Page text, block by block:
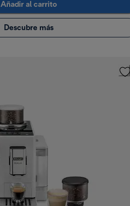
Añadir al carrito
Descubre más